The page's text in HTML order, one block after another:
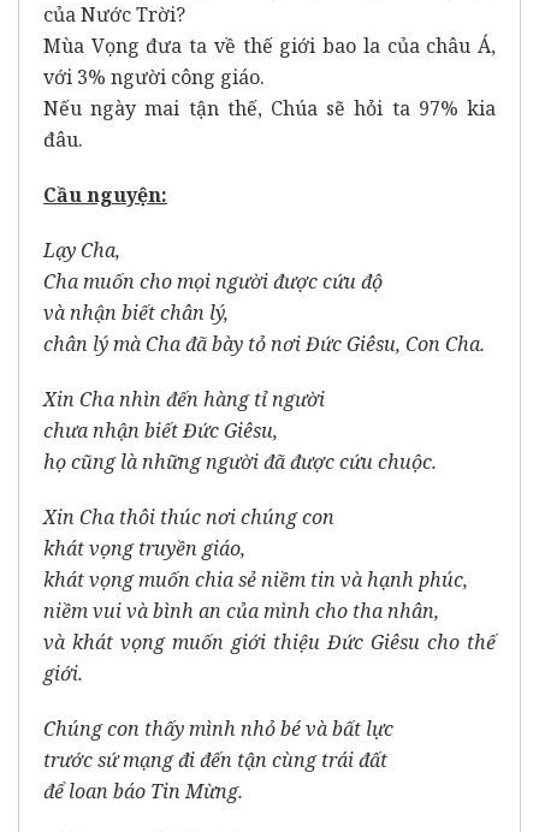
của Nước Trời?
Mùa Vọng đưa ta về thế giới bao la của châu Á,
với 3% người công giáo.
Nếu ngày mai tận thế, Chúa sẽ hỏi ta 97% kia
đâu.
Cầu nguyện:
Lạy Cha,
Cha muốn cho mọi người được cứu độ
và nhận biết chân lý,
chân lý mà Cha đã bày tỏ nơi Đức Giêsu, Con Cha.
Xin Cha nhìn đến hàng tỉ người
chưa nhận biết Đức Giêsu,
họ cũng là những người đã được cứu chuộc.
Xin Cha thôi thúc nơi chúng con
khát vọng truyền giáo,
khát vọng muốn chia sẻ niềm tin và hạnh phúc,
niềm vui và bình an của mình cho tha nhân,
và khát vọng muốn giới thiệu Đức Giêsu cho thế
giới.
Chúng con thấy mình nhỏ bé và bất lực
trước sứ mạng đi đến tận cùng trái đất
để loan báo Tin Mừng.